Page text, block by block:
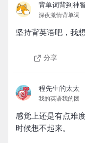
背单词背到神
深夜激情背单词
坚持背英语吧，我
分享
程先生的太太
我的英语我的团
感觉上还是有点难
时候想不起来。